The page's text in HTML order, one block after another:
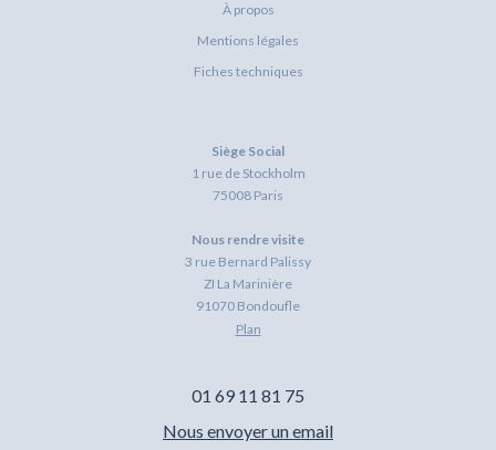
À propos
Mentions légales
Fiches techniques
Siège Social
1 rue de Stockholm
75008 Paris
Nous rendre visite
3 rue Bernard Palissy
ZI La Marinière
91070 Bondoufle
Plan
01 69 11 81 75
Nous envoyer un email